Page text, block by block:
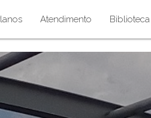
Atendimento